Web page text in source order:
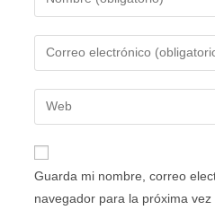
Guarda mi nombre, correo
navegador para la próxima vez